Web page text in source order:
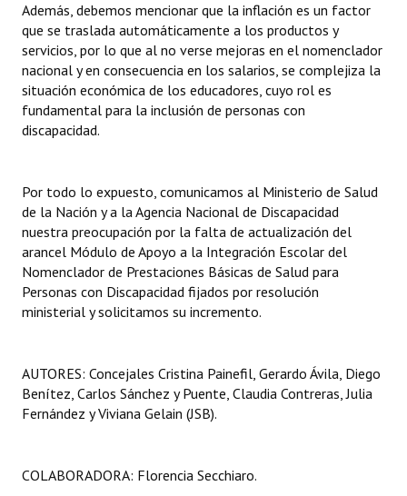
Además, debemos mencionar que la inflación es un factor
que se traslada automáticamente a los productos y
servicios, por lo que al no verse mejoras en el nomenclador
nacional y en consecuencia en los salarios, se complejiza la
situación económica de los educadores, cuyo rol es
fundamental para la inclusión de personas con
discapacidad.
Por todo lo expuesto, comunicamos al Ministerio de Salud
de la Nación y a la Agencia Nacional de Discapacidad
nuestra preocupación por la falta de actualización del
arancel Módulo de Apoyo a la Integración Escolar del
Nomenclador de Prestaciones Básicas de Salud para
Personas con Discapacidad fijados por resolución
ministerial y solicitamos su incremento.
AUTORES: Concejales Cristina Painefil, Gerardo Ávila, Diego
Benítez, Carlos Sánchez y Puente, Claudia Contreras, Julia
Fernández y Viviana Gelain (JSB).
COLABORADORA: Florencia Secchiaro.